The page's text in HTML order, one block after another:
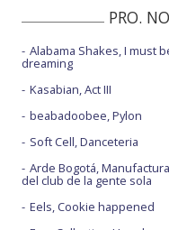
PRO.
Alabama Shakes, I must
dreaming
Kasabian, Act III
beabadoobee, Pylon
Soft Cell, Danceteria
Arde Bogotá,
del club de la gente sola
Eels, Cookie happened